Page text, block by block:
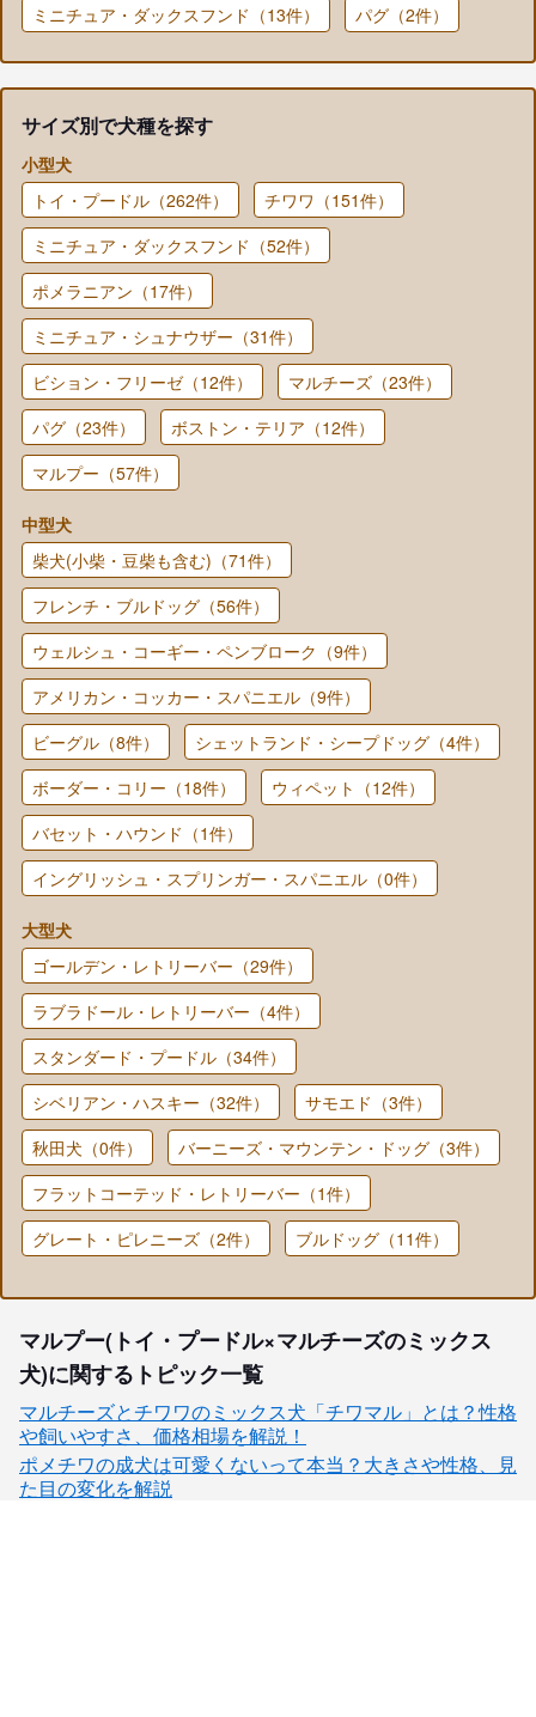
ミニチュア・ダックスフンド（13件）
パグ（2件）
サイズ別で犬種を探す
小型犬
トイ・プードル（262件）
チワワ（151件）
ミニチュア・ダックスフンド（52件）
ポメラニアン（17件）
ミニチュア・シュナウザー（31件）
ビション・フリーゼ（12件）
マルチーズ（23件）
パグ（23件）
ボストン・テリア（12件）
マルプー（57件）
中型犬
柴犬(小柴・豆柴も含む)（71件）
フレンチ・ブルドッグ（56件）
ウェルシュ・コーギー・ペンブローク（9件）
アメリカン・コッカー・スパニエル（9件）
ビーグル（8件）
シェットランド・シープドッグ（4件）
ボーダー・コリー（18件）
ウィペット（12件）
バセット・ハウンド（1件）
イングリッシュ・スプリンガー・スパニエル（0件）
大型犬
ゴールデン・レトリーバー（29件）
ラブラドール・レトリーバー（4件）
スタンダード・プードル（34件）
シベリアン・ハスキー（32件）
サモエド（3件）
秋田犬（0件）
バーニーズ・マウンテン・ドッグ（3件）
フラットコーテッド・レトリーバー（1件）
グレート・ピレニーズ（2件）
ブルドッグ（11件）
マルプー(トイ・プードル×マルチーズのミックス
犬)に関するトピック一覧
マルチーズとチワワのミックス犬「チワマル」とは？性格
や飼いやすさ、価格相場を解説！
ポメチワの成犬は可愛くないって本当？大きさや性格、見
た目の変化を解説